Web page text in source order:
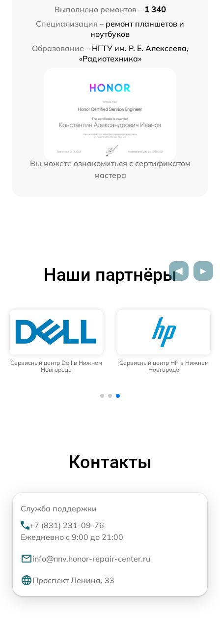
Выполнено ремонтов – 1 340
Специализация – ремонт планшетов и
ноутбуков
Образование – НГТУ им. Р. Е. Алексеева,
«Радиотехника»
Вы можете ознакомиться с сертификатом
мастера
Наши партнёры
Сервисный центр Dell в Нижнем
Новгороде
Сервисный центр HP в Нижнем
Новгороде
Контакты
Служба поддержки
+7 (831) 231-09-76
Ежедневно с 9:00 до 21:00
info@nnv.honor-repair-center.ru
Проспект Ленина, 33